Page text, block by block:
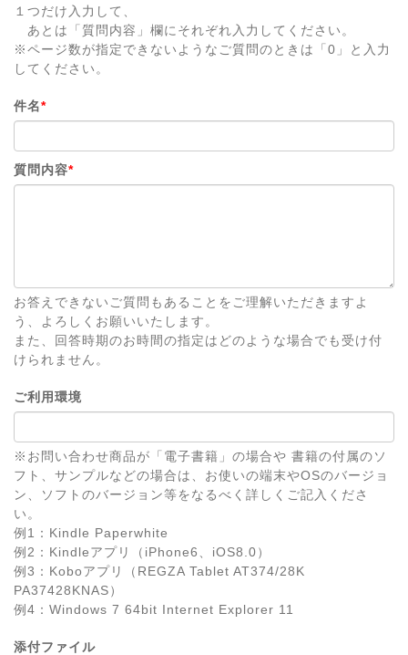
１つだけ入力して、
あとは「質問内容」欄にそれぞれ入力してください。
※ページ数が指定できないようなご質問のときは「0」と入力
してください。
件名*
質問内容*
お答えできないご質問もあることをご理解いただきますよ
う、よろしくお願いいたします。
また、回答時期のお時間の指定はどのような場合でも受け付
けられません。
ご利用環境
※お問い合わせ商品が「電子書籍」の場合や 書籍の付属のソ
フト、サンプルなどの場合は、お使いの端末やOSのバージョ
ン、ソフトのバージョン等をなるべく詳しくご記入くださ
い。
例1：Kindle Paperwhite
例2：Kindleアプリ（iPhone6、iOS8.0）
例3：Koboアプリ（REGZA Tablet AT374/28K
PA37428KNAS）
例4：Windows 7 64bit Internet Explorer 11
添付ファイル